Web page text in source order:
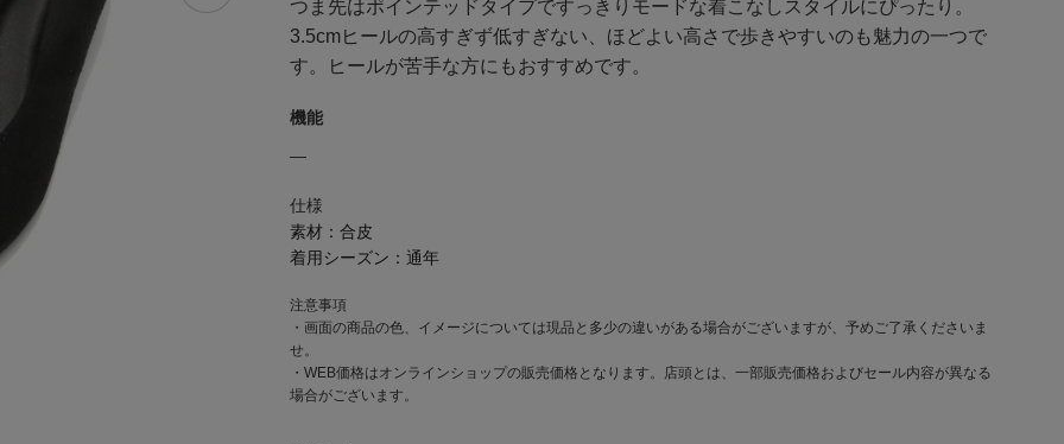
つま先はポインテッドタイプですっきりモードな着こなしスタイルにぴったり。
3.5cmヒールの高すぎず低すぎない、ほどよい高さで歩きやすいのも魅力の一つで
す。ヒールが苦手な方にもおすすめです。
機能
―
仕様
素材： 合皮
着用シーズン： 通年
注意事項
・画面の商品の色、イメージについては現品と多少の違いがある場合がございますが、予めご了承くださいま
せ。
・WEB価格はオンラインショップの販売価格となります。店頭とは、一部販売価格およびセール内容が異なる
場合がございます。